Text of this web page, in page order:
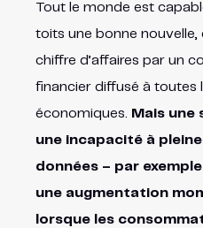
Tout le monde est
toits une bonne
chiffre d’affaires par un
financier diffusé à toutes
économiques. Mais une
une incapacité à
données – par
une augmentation
lorsque les